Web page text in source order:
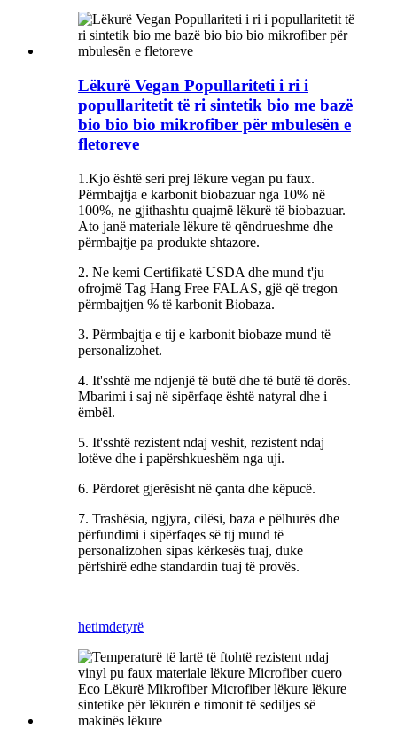
Lëkurë Vegan Popullariteti i ri i
popullaritetit të ri sintetik bio me bazë
bio bio bio mikrofiber për mbulesën e
fletoreve
1.Kjo është seri prej lëkure vegan pu faux.
Përmbajtja e karbonit biobazuar nga 10% në
100%, ne gjithashtu quajmë lëkurë të biobazuar.
Ato janë materiale lëkure të qëndrueshme dhe
përmbajtje pa produkte shtazore.
2. Ne kemi Certifikatë USDA dhe mund t'ju
ofrojmë Tag Hang Free FALAS, gjë që tregon
përmbajtjen % të karbonit Biobaza.
3. Përmbajtja e tij e karbonit biobaze mund të
personalizohet.
4. It'sshtë me ndjenjë të butë dhe të butë të dorës.
Mbarimi i saj në sipërfaqe është natyral dhe i
ëmbël.
5. It'sshtë rezistent ndaj veshit, rezistent ndaj
lotëve dhe i papërshkueshëm nga uji.
6. Përdoret gjerësisht në çanta dhe këpucë.
7. Trashësia, ngjyra, cilësi, baza e pëlhurës dhe
përfundimi i sipërfaqes së tij mund të
personalizohen sipas kërkesës tuaj, duke
përfshirë edhe standardin tuaj të provës.
hetimdetyrë